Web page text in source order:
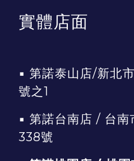
實體店面
▪ 第諾泰山店/新北
號之1
▪ 第諾台南店 / 台南
338號